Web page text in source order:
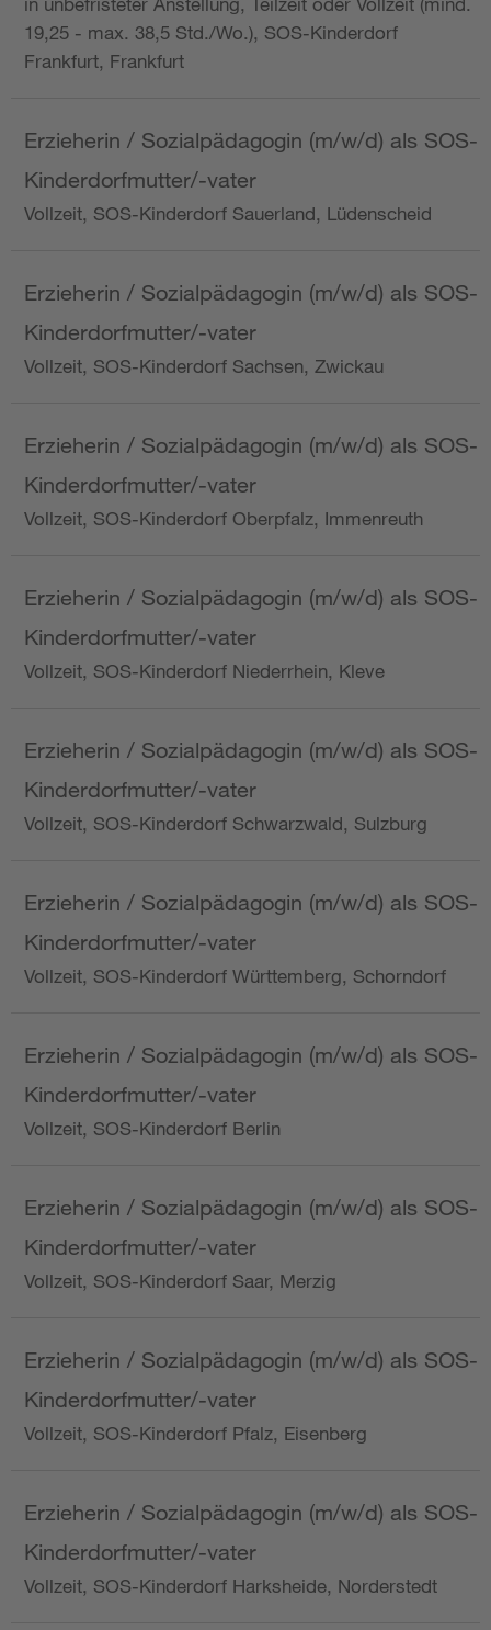
19,25 - max. 38,5 Std./Wo.), SOS-Kinderdorf
Frankfurt, Frankfurt
Erzieherin / Sozialpädagogin (m/w/d) als SOS-
Kinderdorfmutter/-vater
Vollzeit, SOS-Kinderdorf Sauerland, Lüdenscheid
Erzieherin / Sozialpädagogin (m/w/d) als SOS-
Kinderdorfmutter/-vater
Vollzeit, SOS-Kinderdorf Sachsen, Zwickau
Erzieherin / Sozialpädagogin (m/w/d) als SOS-
Kinderdorfmutter/-vater
Vollzeit, SOS-Kinderdorf Oberpfalz, Immenreuth
Erzieherin / Sozialpädagogin (m/w/d) als SOS-
Kinderdorfmutter/-vater
Vollzeit, SOS-Kinderdorf Niederrhein, Kleve
Erzieherin / Sozialpädagogin (m/w/d) als SOS-
Kinderdorfmutter/-vater
Vollzeit, SOS-Kinderdorf Schwarzwald, Sulzburg
Erzieherin / Sozialpädagogin (m/w/d) als SOS-
Kinderdorfmutter/-vater
Vollzeit, SOS-Kinderdorf Württemberg, Schorndorf
Erzieherin / Sozialpädagogin (m/w/d) als SOS-
Kinderdorfmutter/-vater
Vollzeit, SOS-Kinderdorf Berlin
Erzieherin / Sozialpädagogin (m/w/d) als SOS-
Kinderdorfmutter/-vater
Vollzeit, SOS-Kinderdorf Saar, Merzig
Erzieherin / Sozialpädagogin (m/w/d) als SOS-
Kinderdorfmutter/-vater
Vollzeit, SOS-Kinderdorf Pfalz, Eisenberg
Erzieherin / Sozialpädagogin (m/w/d) als SOS-
Kinderdorfmutter/-vater
Vollzeit, SOS-Kinderdorf Harksheide, Norderstedt